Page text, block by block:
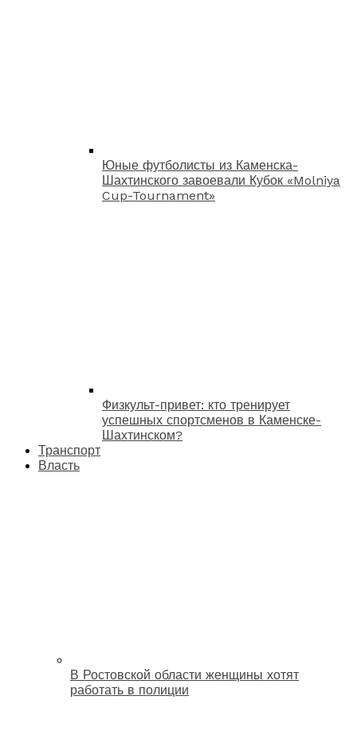
Юные футболисты из Каменска-
Шахтинского завоевали Кубок «Molniya
Cup-Tournament»
Физкульт-привет: кто тренирует
успешных спортсменов в Каменске-
Шахтинском?
Транспорт
Власть
В Ростовской области женщины хотят
работать в полиции